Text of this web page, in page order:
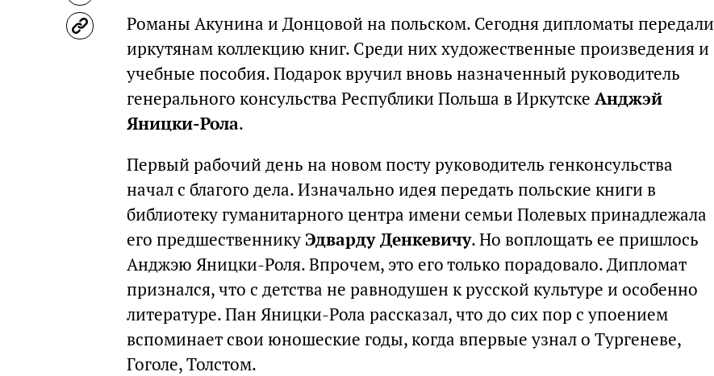
Романы Акунина и Донцовой на польском. Сегодня дипломаты передали
иркутянам коллекцию книг. Среди них художественные произведения и
учебные пособия. Подарок вручил вновь назначенный руководитель
генерального консульства Республики Польша в Иркутске Анджэй
Яницки-Рола.
Первый рабочий день на новом посту руководитель генконсульства
начал с благого дела. Изначально идея передать польские книги в
библиотеку гуманитарного центра имени семьи Полевых принадлежала
его предшественнику Эдварду Денкевичу. Но воплощать ее пришлось
Анджэю Яницки-Роля. Впрочем, это его только порадовало. Дипломат
признался, что с детства не равнодушен к русской культуре и особенно
литературе. Пан Яницки-Рола рассказал, что до сих пор с упоением
вспоминает свои юношеские годы, когда впервые узнал о Тургеневе,
Гоголе, Толстом.